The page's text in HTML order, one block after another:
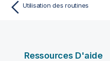
Utilisation des routines
Ressources D'aide